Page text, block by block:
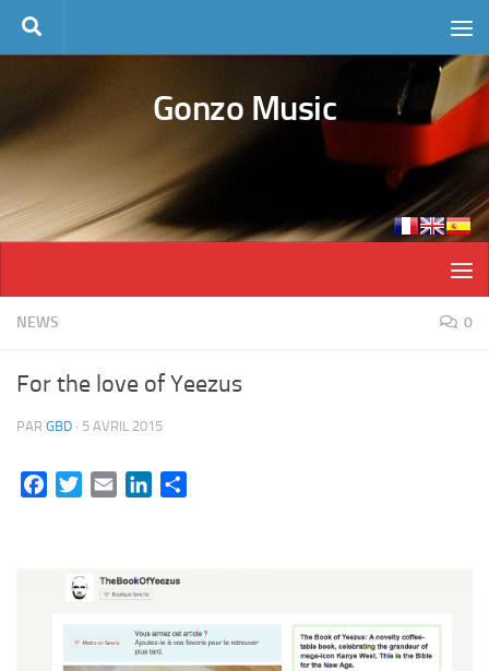
Skip to content
Gonzo Music
NEWS 0
For the love of Yeezus
PAR GBD · 5 AVRIL 2015
FacebookTwitterEmail LinkedIn